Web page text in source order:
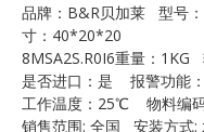
品牌：B&R贝加莱 型号
寸：40*20*20
8MSA2S.R0I6重量：
是否进口：是 报警功能
工作温度：25℃ 物料编
销售范围: 全国 安装方式: